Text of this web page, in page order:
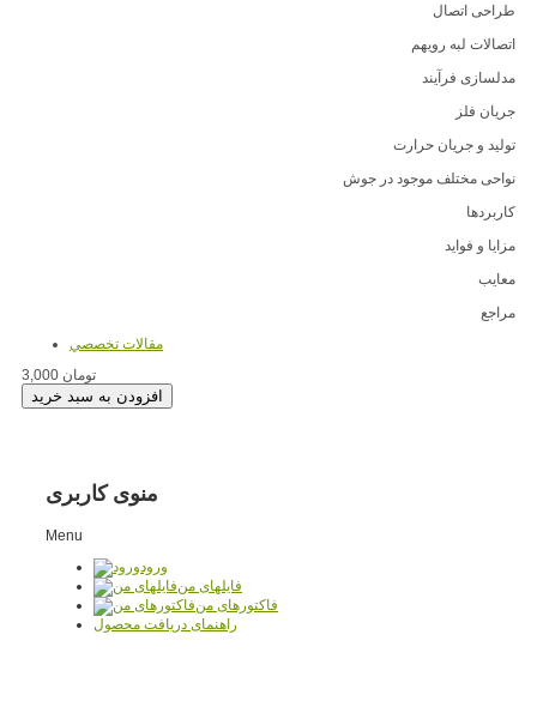
طراحی اتصال
اتصالات لبه رویهم
مدلسازی فرآیند
جریان فلز
تولید و جریان حرارت
نواحی مختلف موجود در جوش
کاربردها
مزایا و فواید
معایب
مراجع
مقالات تخصصي
3,000 تومان
منوی کاربری
Menu
ورود
فایلهای من
فاکتورهای من
راهنمای دریافت محصول